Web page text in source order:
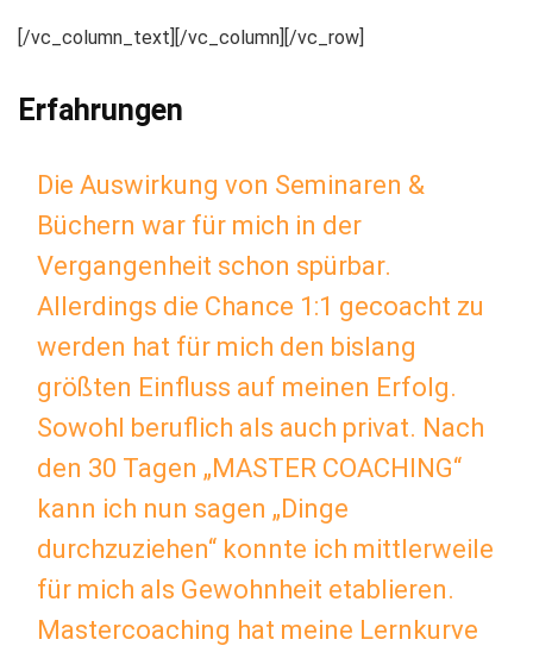
[/vc_column_text][/vc_column][/vc_row]
Erfahrungen
Die Auswirkung von Seminaren &
Büchern war für mich in der
Vergangenheit schon spürbar.
Allerdings die Chance 1:1 gecoacht zu
werden hat für mich den bislang
größten Einfluss auf meinen Erfolg.
Sowohl beruflich als auch privat. Nach
den 30 Tagen „MASTER COACHING“
kann ich nun sagen „Dinge
durchzuziehen“ konnte ich mittlerweile
für mich als Gewohnheit etablieren.
Mastercoaching hat meine Lernkurve